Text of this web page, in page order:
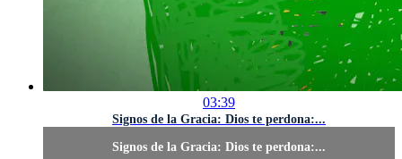
03:39
Signos de la Gracia: Dios te perdona:...
Signos de la Gracia: Dios te perdona:...